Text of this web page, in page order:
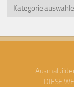
Zeichnungen
DIESE